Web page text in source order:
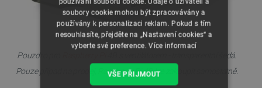
Pouzdro pro
4B s ventilátorem - transparentní šedá.
Pouze případ na prodej,
Raspberry Pi 4Blze zakoupit samostatně.
soubory cookie mohou být zpracovávány a
používány k personalizaci reklam. Pokud s tím
nesouhlasíte, přejděte na „Nastavení cookies“ a
vyberte své preference.Více informací
VŠE PŘIJMOUT